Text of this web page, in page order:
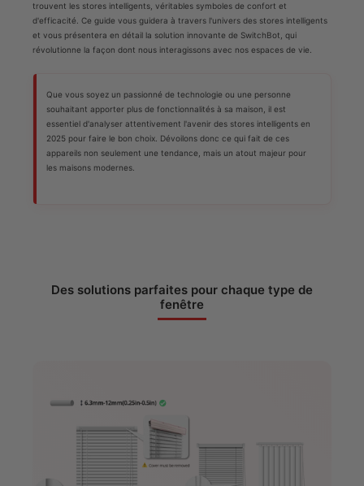
trouvent les stores intelligents, véritables symboles de confort et
d'efficacité. Ce guide vous guidera à travers l'univers des stores intelligents
et vous présentera en détail la solution innovante de SwitchBot, qui
révolutionne la façon dont nous interagissons avec nos espaces de vie.
Que vous soyez un passionné de technologie ou une personne
souhaitant apporter plus de fonctionnalités à sa maison, il est
essentiel d'analyser attentivement l'avenir des stores intelligents en
2025 pour faire le bon choix. Dévoilons donc ce qui fait de ces
appareils non seulement une tendance, mais un atout majeur pour
les maisons modernes.
Des solutions parfaites pour chaque type de
fenêtre